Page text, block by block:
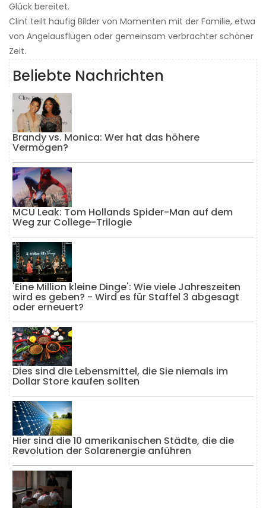
Glück bereitet.
Clint teilt häufig Bilder von Momenten mit der Familie, etwa
von Angelausflügen oder gemeinsam verbrachter schöner
Zeit.
Beliebte Nachrichten
Brandy vs. Monica: Wer hat das höhere
Vermögen?
MCU Leak: Tom Hollands Spider-Man auf dem
Weg zur College-Trilogie
'Eine Million kleine Dinge': Wie viele Jahreszeiten
wird es geben? - Wird es für Staffel 3 abgesagt
oder erneuert?
Dies sind die Lebensmittel, die Sie niemals im
Dollar Store kaufen sollten
Hier sind die 10 amerikanischen Städte, die die
Revolution der Solarenergie anführen